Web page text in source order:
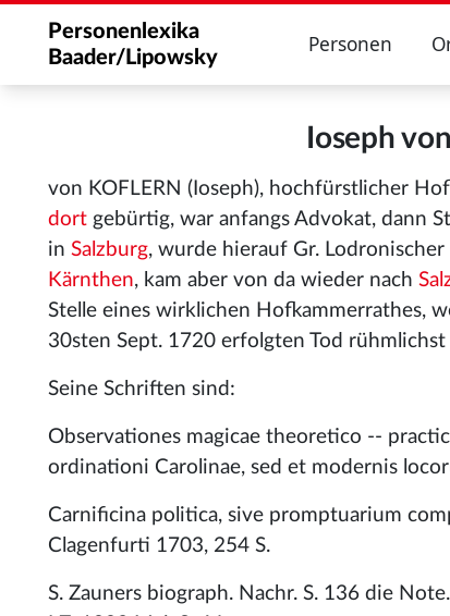
Personenlexika
Baader/Lipowsky
Personen
Ioseph
von KOFLERN (Ioseph), hochfürstlicher
dort gebürtig, war anfangs Advokat, dann
in Salzburg, wurde hierauf Gr. Lodronischer
Kärnthen, kam aber von da wieder nach
Stelle eines wirklichen Hofkammerrathes,
30sten Sept. 1720 erfolgten Tod
Seine Schriften sind:
Observationes magicae theoretico --
ordinationi Carolinae, sed et modernis
Carnificina politica, sive promptuarium
Clagenfurti 1703, 254 S.
S. Zauners biograph. Nachr. S. 136 die